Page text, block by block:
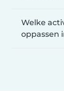
Welke
oppassen